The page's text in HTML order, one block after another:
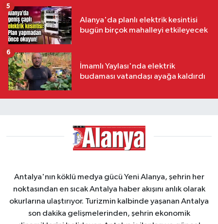
Alanya'da planlı elektrik kesintisi
bugün birçok mahalleyi etkileyecek
5
İmamlı Yaylası'nda elektrik
budaması vatandaşı ayağa kaldırdı
6
Antalya'nın köklü medya gücü Yeni Alanya, şehrin her
noktasından en sıcak Antalya haber akışını anlık olarak
okurlarına ulaştırıyor. Turizmin kalbinde yaşanan Antalya
son dakika gelişmelerinden, şehrin ekonomik